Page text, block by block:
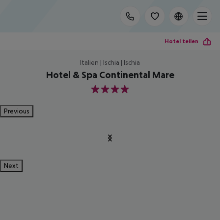
Hotel teilen
Italien | Ischia | Ischia
Hotel & Spa Continental Mare
4
Previous
Next